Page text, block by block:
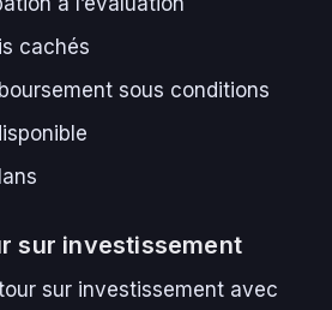
cachés
sous conditions
sur investissement
sur investissement avec